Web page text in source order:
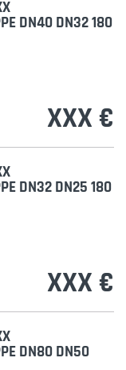
DN40 DN32 180
XXX €
DN32 DN25 180
XXX €
DN80 DN50